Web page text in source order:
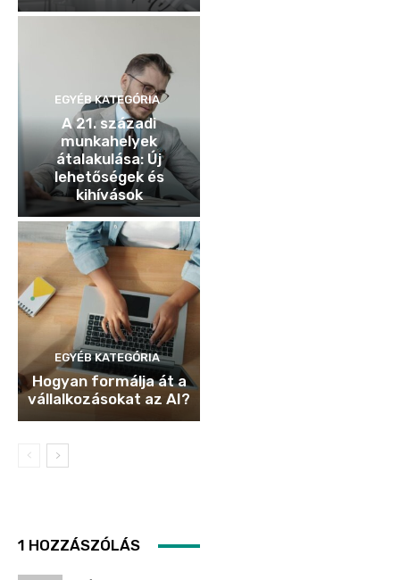
EGYÉB KATEGÓRIA
A 21. századi
munkahelyek
átalakulása: Új
lehetőségek és
kihívások
EGYÉB KATEGÓRIA
Hogyan formálja át a
vállalkozásokat az AI?
1 HOZZÁSZÓLÁS